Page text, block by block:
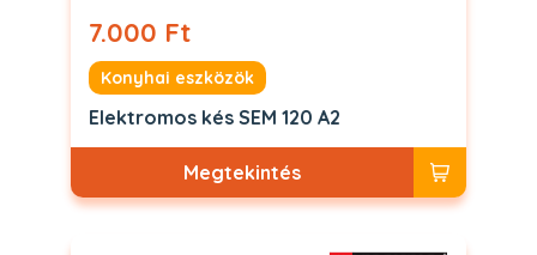
7.000 Ft
Konyhai eszközök
Elektromos kés SEM 120 A2
Megtekintés